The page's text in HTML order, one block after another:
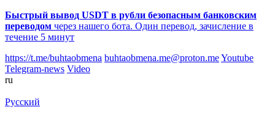
Быстрый вывод USDT в рубли безопасным банковским
переводом через нашего бота. Один перевод, зачисление в
течение 5 минут
https://t.me/buhtaobmena buhtaobmena.me@proton.meYoutube
Telegram-news Video
ru
Русский